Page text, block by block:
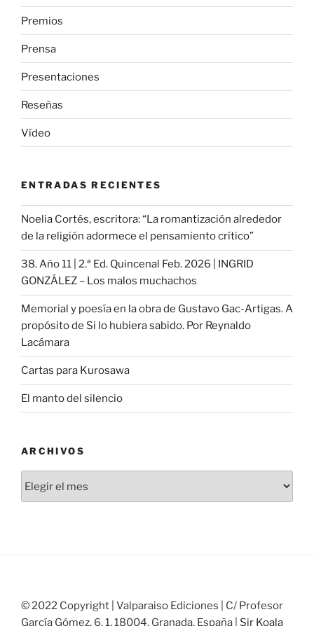
Premios
Prensa
Presentaciones
Reseñas
Vídeo
ENTRADAS RECIENTES
Noelia Cortés, escritora: “La romantización alrededor
de la religión adormece el pensamiento crítico”
38. Año 11 | 2.ª Ed. Quincenal Feb. 2026 | INGRID
GONZÁLEZ – Los malos muchachos
Memorial y poesía en la obra de Gustavo Gac-Artigas. A
propósito de Si lo hubiera sabido. Por Reynaldo
Lacámara
Cartas para Kurosawa
El manto del silencio
ARCHIVOS
© 2022 Copyright | Valparaiso Ediciones | C/ Profesor
García Gómez, 6, 1, 18004, Granada, España | Sir Koala